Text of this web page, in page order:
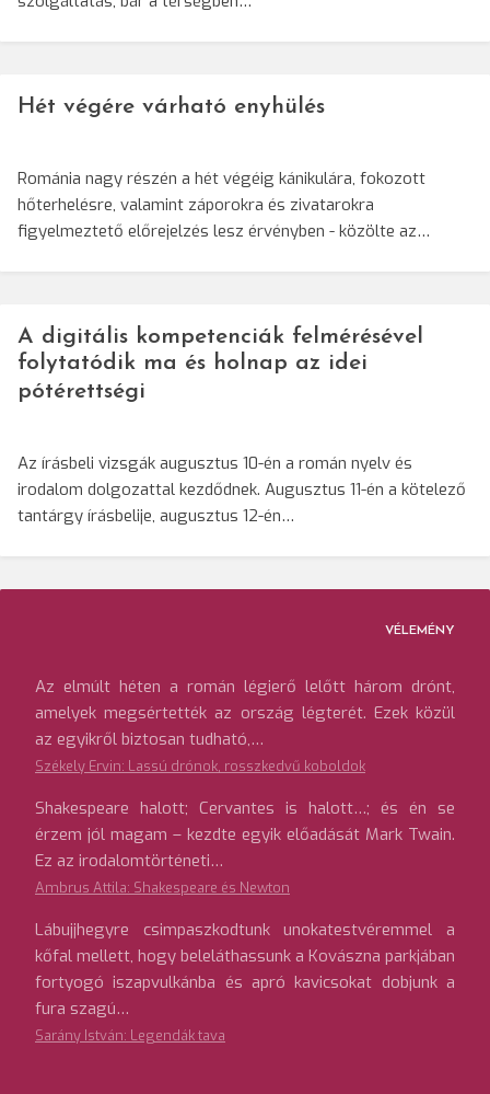
Hét végére várható enyhülés
Románia nagy részén a hét végéig kánikulára, fokozott
hőterhelésre, valamint záporokra és zivatarokra
figyelmeztető előrejelzés lesz érvényben - közölte az…
A digitális kompetenciák felmérésével
folytatódik ma és holnap az idei
pótérettségi
Az írásbeli vizsgák augusztus 10-én a román nyelv és
irodalom dolgozattal kezdődnek. Augusztus 11-én a kötelező
tantárgy írásbelije, augusztus 12-én…
VÉLEMÉNY
Az elmúlt héten a román légierő lelőtt három drónt,
amelyek megsértették az ország légterét. Ezek közül
az egyikről biztosan tudható,…
Székely Ervin: Lassú drónok, rosszkedvű koboldok
Shakespeare halott; Cervantes is halott…; és én se
érzem jól magam – kezdte egyik előadását Mark Twain.
Ez az irodalomtörténeti…
Ambrus Attila: Shakespeare és Newton
Lábujjhegyre csimpaszkodtunk unokatestvéremmel a
kőfal mellett, hogy beleláthassunk a Kovászna parkjában
fortyogó iszapvulkánba és apró kavicsokat dobjunk a
fura szagú…
Sarány István: Legendák tava